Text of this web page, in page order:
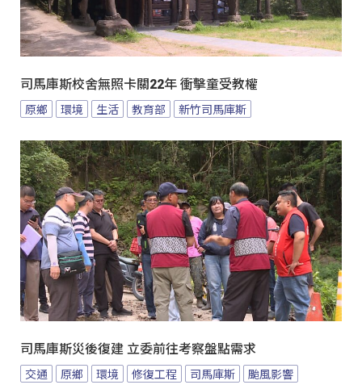
司馬庫斯校舍無照卡關22年 衝擊童受教權
原鄉 環境 生活 教育部 新竹司馬庫斯
司馬庫斯災後復建 立委前往考察盤點需求
交通 原鄉 環境 修復工程 司馬庫斯 颱風影響